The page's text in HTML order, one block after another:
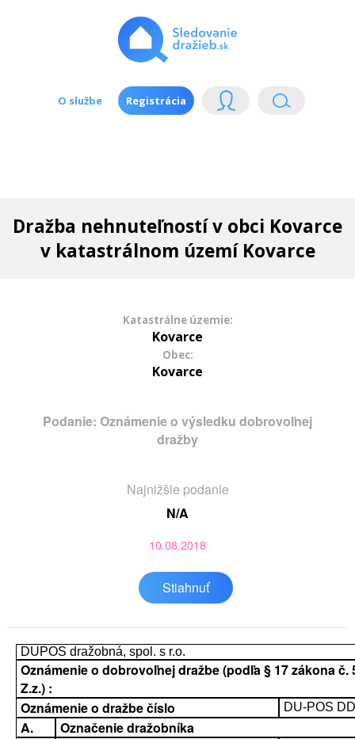
O službe Registrácia
Dražba nehnuteľností v obci Kovarce
v katastrálnom území Kovarce
Katastrálne územie:
Kovarce
Obec:
Kovarce
Podanie: Oznámenie o výsledku dobrovoľnej
dražby
Najnižšie podanie
N/A
10.08.2018
Stiahnuť
DUPOS dražobná, spol. s r.o.
Oznámenie o dobrovoľnej dražbe (podľa § 17 zákona č.
Z.z.) :
Oznámenie o dražbe číslo
DU-POS
A.
Označenie dražobníka